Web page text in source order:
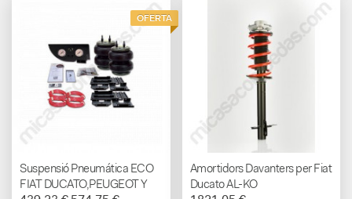
OFERTA
Suspensió Pneumática ECO
FIAT DUCATO,PEUGEOT Y
Amortidors Davanters per Fiat
Ducato AL-KO